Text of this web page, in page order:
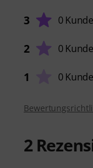
3 0
2 0
1 0
2